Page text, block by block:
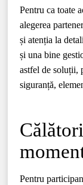
Pentru ca toate
alegerea
și atenția la
și una bine
astfel de soluții,
siguranță,
Pentru